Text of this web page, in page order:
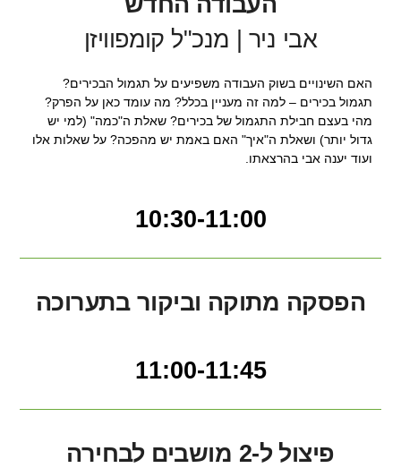
אבי ניר | מנכ"ל קומפוויזן
האם השינויים בשוק העבודה משפיעים על תגמול הבכירים?
תגמול בכירים – למה זה מעניין בכלל? מה עומד כאן על הפרק?
מהי בעצם חבילת התגמול של בכירים? שאלת ה"כמה" (למי יש
גדול יותר) ושאלת ה"איך" האם באמת יש מהפכה? על שאלות אלו
ועוד יענה אבי בהרצאתו.
10:30-11:00
הפסקה מתוקה וביקור בתערוכה
11:00-11:45
פיצול ל-2 מושבים לבחירה